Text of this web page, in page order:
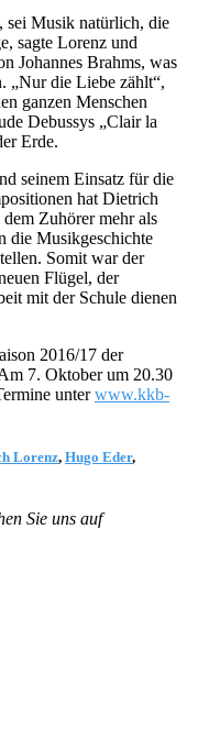
sei Musik natürlich, die
sagte Lorenz und
Johannes Brahms, was
„Nur die Liebe zählt“,
ganzen Menschen
Debussys „Clair la
Erde.
seinem Einsatz für die
hat Dietrich
Zuhörer mehr als
die Musikgeschichte
Somit war der
Flügel, der
mit der Schule dienen
2016/17 der
7. Oktober um 20.30
unterwww.kkb-
Lorenz, Hugo Eder,
Sie uns auf